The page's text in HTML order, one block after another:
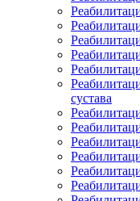
сустава